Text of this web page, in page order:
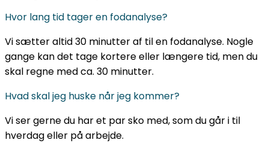
Hvor lang tid tager en fodanalyse?
Vi sætter altid 30 minutter af til en fodanalyse. Nogle
gange kan det tage kortere eller længere tid, men du
skal regne med ca. 30 minutter.
Hvad skal jeg huske når jeg kommer?
Vi ser gerne du har et par sko med, som du går i til
hverdag eller på arbejde.